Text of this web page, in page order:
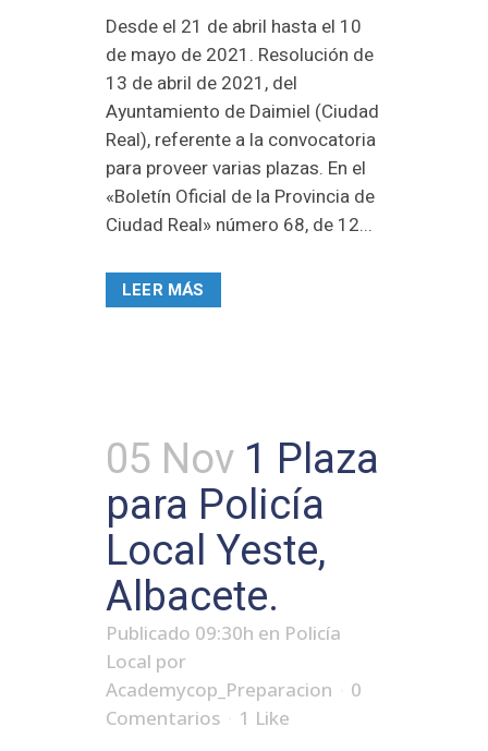
Desde el 21 de abril hasta el 10
de mayo de 2021. Resolución de
13 de abril de 2021, del
Ayuntamiento de Daimiel (Ciudad
Real), referente a la convocatoria
para proveer varias plazas. En el
«Boletín Oficial de la Provincia de
Ciudad Real» número 68, de 12...
LEER MÁS
05 Nov 1 Plaza
para Policía
Local Yeste,
Albacete.
Publicado 09:30h en Policía
Local por
Academycop_Preparacion
0
Comentarios
1 Like